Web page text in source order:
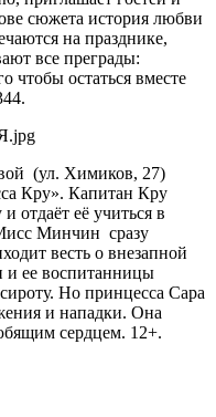
сюжета история любви
на празднике,
все преграды:
чтобы остаться вместе
(ул. Химиков, 27)
Кру». Капитан Кру
отдаёт её учиться в
Минчин сразу
весть о внезапной
и ее воспитанницы
Но принцесса Сара
и нападки. Она
сердцем. 12+.